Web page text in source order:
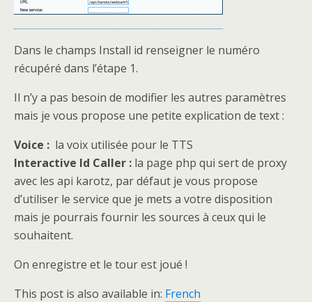
Dans le champs Install id renseigner le numéro
récupéré dans l’étape 1.
Il n’y a pas besoin de modifier les autres paramètres
mais je vous propose une petite explication de text :
Voice : la voix utilisée pour le TTS
Interactive Id Caller : la page php qui sert de proxy
avec les api karotz, par défaut je vous propose
d’utiliser le service que je mets a votre disposition
mais je pourrais fournir les sources à ceux qui le
souhaitent.
On enregistre et le tour est joué !
This post is also available in: French